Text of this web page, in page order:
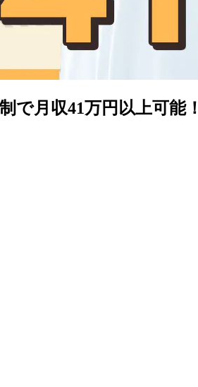
で月収41万円以上可